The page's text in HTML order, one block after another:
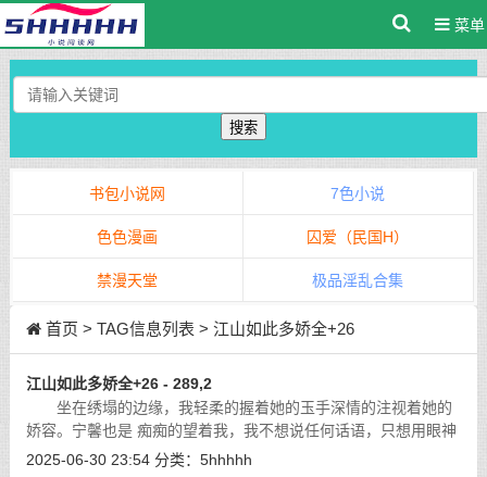
菜单
搜索
书包小说网 7色小说
色色漫画 囚爱（民国H）
禁漫天堂 极品淫乱合集
首页 > TAG信息列表 > 江山如此多娇全+26
江山如此多娇全+26 - 289,2
坐在绣塌的边缘，我轻柔的握着她的玉手深情的注视着她的
娇容。宁馨也是 痴痴的望着我，我不想说任何话语，只想用眼神
告诉她我对她的那份牵挂和万般 深情。
2025-06-30 23:54 分类： 5hhhhh